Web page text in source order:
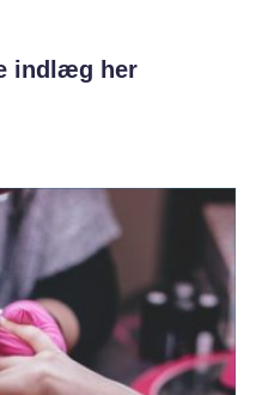
indlæg her